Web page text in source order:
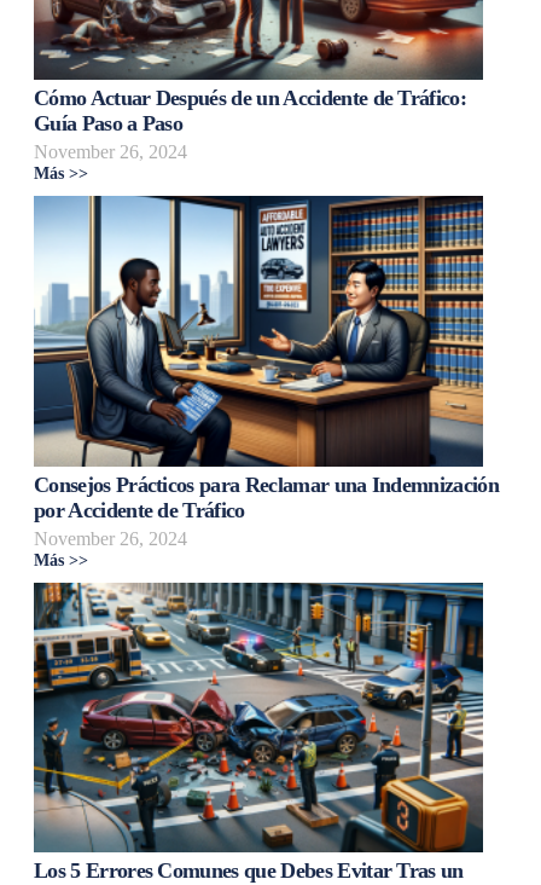
Cómo Actuar Después de un Accidente de Tráfico:
Guía Paso a Paso
November 26, 2024
Más >>
Consejos Prácticos para Reclamar una Indemnización
por Accidente de Tráfico
November 26, 2024
Más >>
Los 5 Errores Comunes que Debes Evitar Tras un